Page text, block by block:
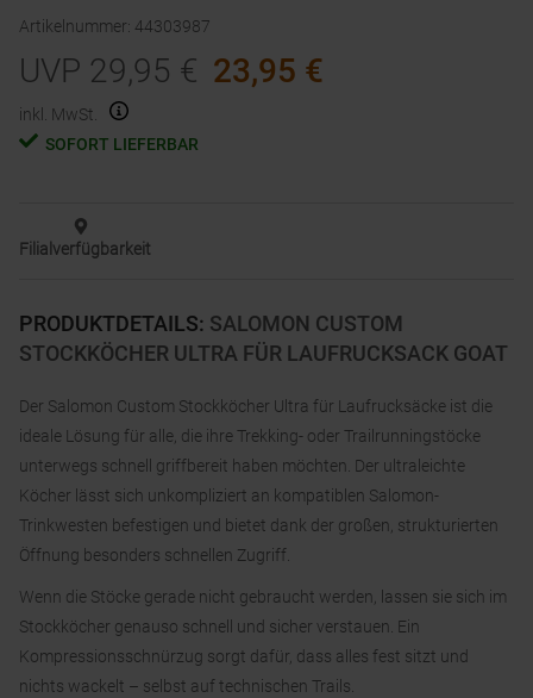
PRODUKTDETAILS: SALOMON CUSTOM
STOCKKÖCHER ULTRA FÜR LAUFRUCKSACK GOAT
Der Salomon Custom Stockköcher Ultra für Laufrucksäcke ist die
ideale Lösung für alle, die ihre Trekking- oder Trailrunningstöcke
unterwegs schnell griffbereit haben möchten. Der ultraleichte
Köcher lässt sich unkompliziert an kompatiblen Salomon-
Trinkwesten befestigen und bietet dank der großen, strukturierten
Öffnung besonders schnellen Zugriff.
Wenn die Stöcke gerade nicht gebraucht werden, lassen sie sich im
Stockköcher genauso schnell und sicher verstauen. Ein
Kompressionsschnürzug sorgt dafür, dass alles fest sitzt und
nichts wackelt – selbst auf technischen Trails.
Artikelnummer: 44303987
UVP 29,95 € 23,95 €
inkl. MwSt.
SOFORT LIEFERBAR
Filialverfügbarkeit